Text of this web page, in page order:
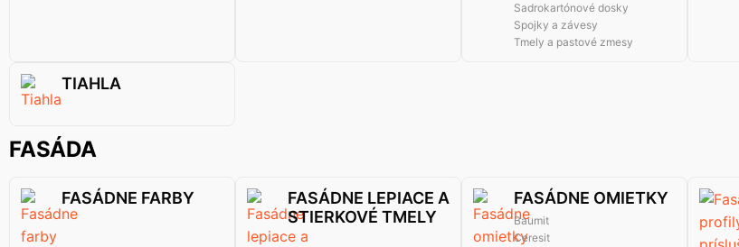
Sadrokartónové dosky
Spojky a závesy
Tmely a pastové zmesy
TIAHLA
FASÁDA
FASÁDNE FARBY
FASÁDNE LEPIACE A
STIERKOVÉ TMELY
FASÁDNE OMIETKY
Baumit
Ceresit